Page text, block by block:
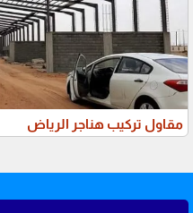
مقاول تركيب هناجر الرياض